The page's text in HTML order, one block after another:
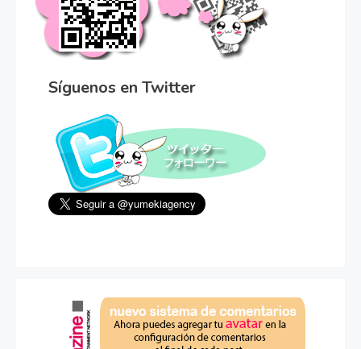
Síguenos en Twitter